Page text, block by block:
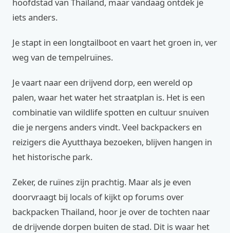
iets anders.
Je stapt in een longtailboot en vaart het groen in, ver
weg van de tempelruïnes.
Je vaart naar een drijvend dorp, een wereld op
palen, waar het water het straatplan is. Het is een
combinatie van wildlife spotten en cultuur snuiven
die je nergens anders vindt. Veel backpackers en
reizigers die Ayutthaya bezoeken, blijven hangen in
het historische park.
Zeker, de ruïnes zijn prachtig. Maar als je even
doorvraagt bij locals of kijkt op forums over
backpacken Thailand, hoor je over de tochten naar
de drijvende dorpen buiten de stad. Dit is waar het